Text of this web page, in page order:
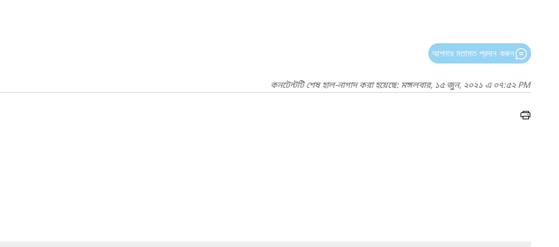
আপনার মতামত প্রদান করুন
কনটেন্টটি শেষ হাল-নাগাদ করা হয়েছে: মঙ্গলবার, ১৫ জুন, ২০২১ এ ০৭:৫২ PM